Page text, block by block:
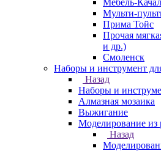
Мебель-
Мульти-
Прима Тойс
Прочая
и др.)
Смоленск
Наборы и инструмент
Назад
Наборы и
Алмазная мозаика
Выжигание
Моделирование из
Назад